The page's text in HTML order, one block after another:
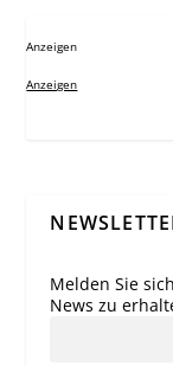
Anzeigen
Anzeigen
Melden Sie
News zu